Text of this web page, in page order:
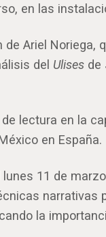
en las
Ariel Noriega,
del Ulises de
lectura en la
en España.
11 de
narrativas
la